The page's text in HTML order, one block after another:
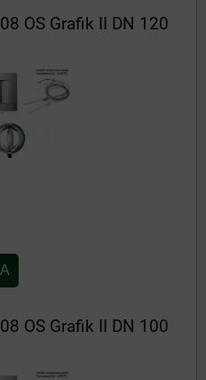
OS Grafik II DN 120
OS Grafik II DN 100